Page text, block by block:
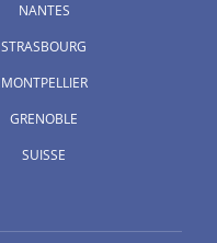
NANTES
STRASBOURG
MONTPELLIER
GRENOBLE
SUISSE